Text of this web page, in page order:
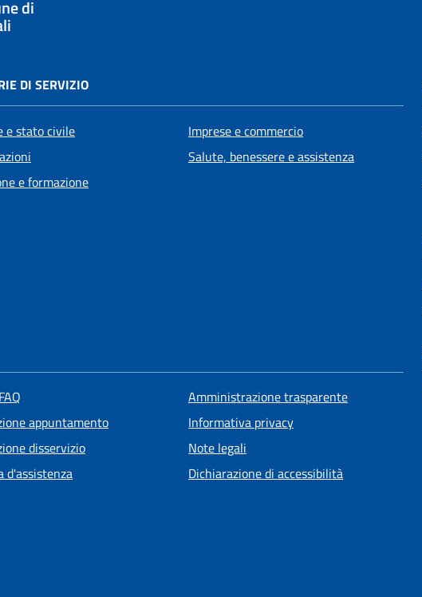
di
DI SERVIZIO
e stato civile
e formazione
Imprese e commercio
Salute, benessere e assistenza
appuntamento
disservizio
d'assistenza
Amministrazione trasparente
Informativa privacy
Note legali
Dichiarazione di accessibilità